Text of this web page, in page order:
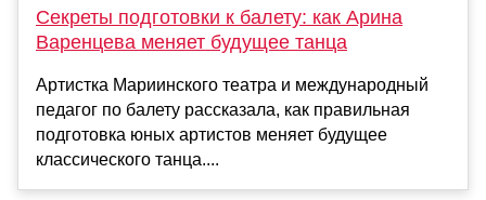
Секреты подготовки к балету: как Арина
Варенцева меняет будущее танца
Артистка Мариинского театра и международный
педагог по балету рассказала, как правильная
подготовка юных артистов меняет будущее
классического танца....